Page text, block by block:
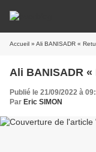
Accueil » Ali BANISADR «
Ali BANISADR
Publié le 21/09/2022 à
Par Eric SIMON